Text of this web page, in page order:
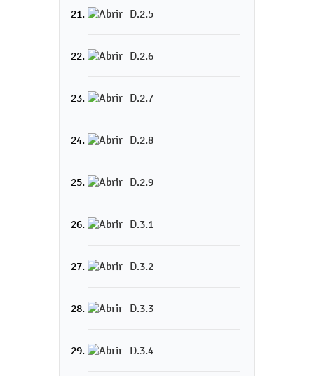
D.2.5
D.2.6
D.2.7
D.2.8
D.2.9
D.3.1
D.3.2
D.3.3
D.3.4